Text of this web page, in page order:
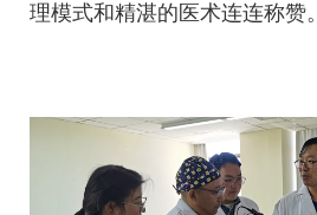
理模式和精湛的医术连连称赞。